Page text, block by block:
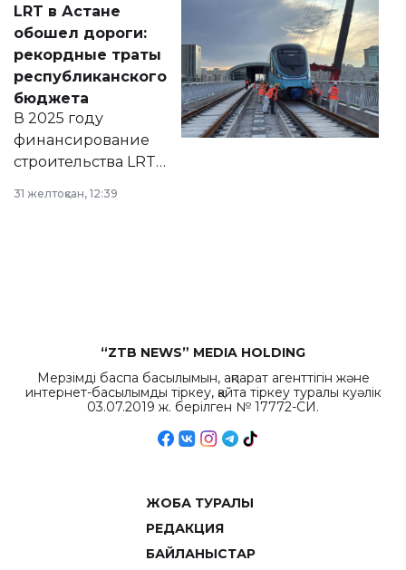
документ
появился в базе
нормативных
правовых актов и
на сайте маслихат
города.
LRT в Астане
обошел дороги:
рекордные траты
республиканского
бюджета
В 2025 году
финансирование
строительства LRT
республиканского
31 желтоқсан, 12:39
“ZTB NEWS” MEDIA HOLDING
Мерзімді баспа басылымын, ақпарат агенттігін және
интернет-басылымды тіркеу, қайта тіркеу туралы куәлік
03.07.2019 ж. берілген № 17772-СИ.
ЖОБА ТУРАЛЫ
РЕДАКЦИЯ
БАЙЛАНЫСТАР